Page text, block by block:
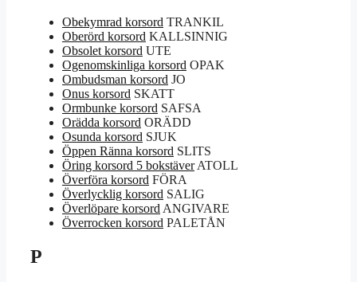
Obekymrad korsord TRANKIL
Oberörd korsord KALLSINNIG
Obsolet korsord UTE
Ogenomskinliga korsord OPAK
Ombudsman korsord JO
Onus korsord SKATT
Ormbunke korsord SAFSA
Orädda korsord ORÄDD
Osunda korsord SJUK
Öppen Ränna korsord SLITS
Öring korsord 5 bokstäver ATOLL
Överföra korsord FÖRA
Överlycklig korsord SALIG
Överlöpare korsord ANGIVARE
Överrocken korsord PALETÅN
P